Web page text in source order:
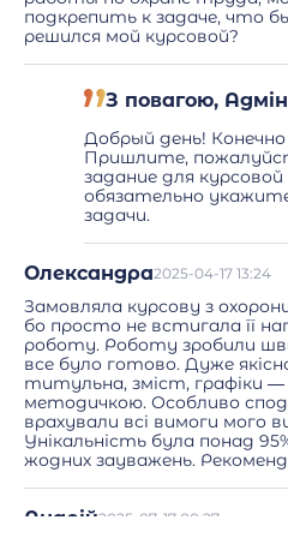
подкрепить к задаче, что
решился мой курсовой?
З повагою, Адмін
Добрый день!
Пришлите,
задание для
обязательно
задачи.
Олександра2025-04-17 13:24
Замовляла курсову з
бо просто не встигала її
роботу. Роботу зробили
все було готово. Дуже
титульна, зміст, графіки —
методичкою. Особливо
врахували всі вимоги мого
Унікальність була понад
жодних зауважень.
Андрій2025-07-17 00:27